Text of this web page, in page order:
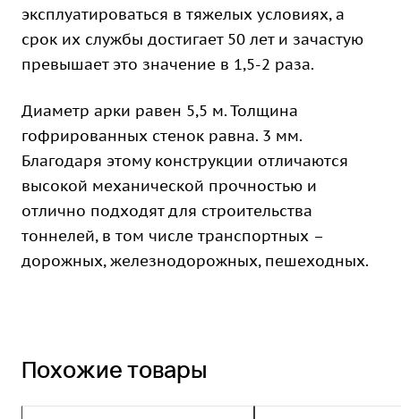
эксплуатироваться в тяжелых условиях, а
срок их службы достигает 50 лет и зачастую
превышает это значение в 1,5-2 раза.
Диаметр арки равен 5,5 м. Толщина
гофрированных стенок равна. 3 мм.
Благодаря этому конструкции отличаются
высокой механической прочностью и
отлично подходят для строительства
тоннелей, в том числе транспортных –
дорожных, железнодорожных, пешеходных.
Похожие товары